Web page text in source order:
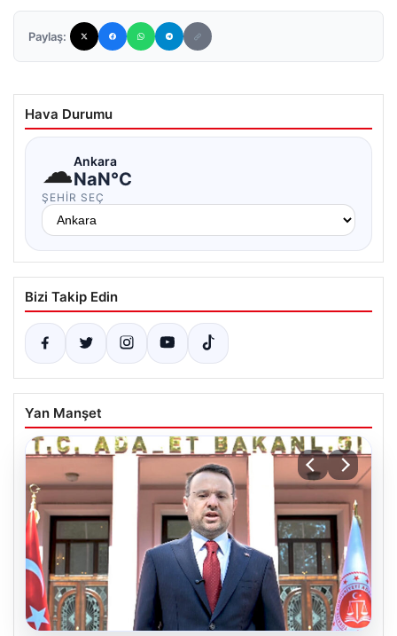
Paylaş:
Hava Durumu
☁Ankara
NaN°C
ŞEHIR SEÇ
Bizi Takip Edin
Yan Manşet